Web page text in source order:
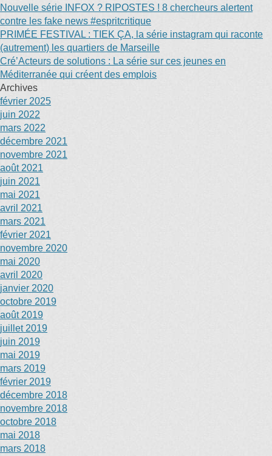
Nouvelle série INFOX ? RIPOSTES ! 8 chercheurs alertent
contre les fake news #espritcritique
PRIMÉE FESTIVAL : TIEK ÇA, la série instagram qui raconte
(autrement) les quartiers de Marseille
Cré’Acteurs de solutions : La série sur ces jeunes en
Méditerranée qui créent des emplois
Archives
février 2025
juin 2022
mars 2022
décembre 2021
novembre 2021
août 2021
juin 2021
mai 2021
avril 2021
mars 2021
février 2021
novembre 2020
mai 2020
avril 2020
janvier 2020
octobre 2019
août 2019
juillet 2019
juin 2019
mai 2019
mars 2019
février 2019
décembre 2018
novembre 2018
octobre 2018
mai 2018
mars 2018